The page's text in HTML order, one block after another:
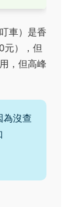
車）是香
元），但
，但高峰
為沒查